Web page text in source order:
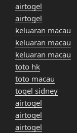
airtogel
airtogel
keluaran macau
keluaran macau
keluaran macau
toto hk
toto macau
togel sidney
airtogel
airtogel
airtogel